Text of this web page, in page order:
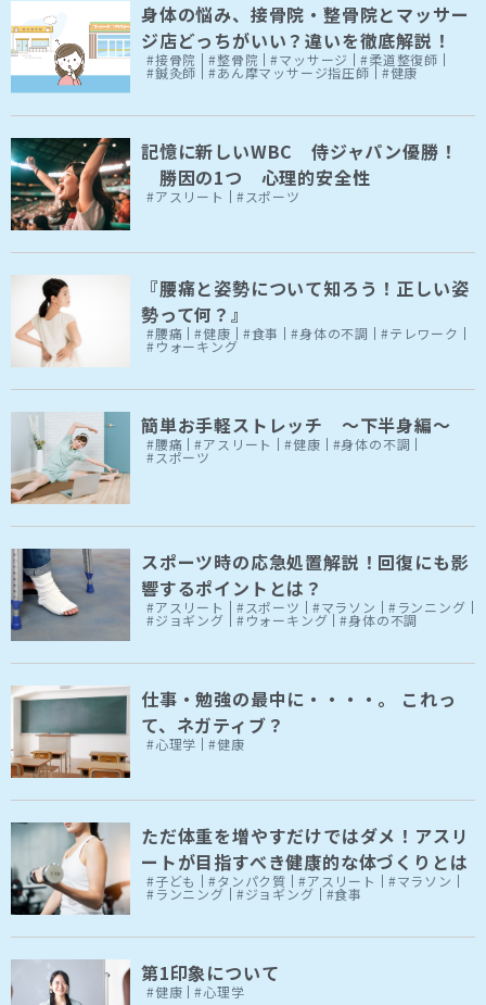
身体の悩み、接骨院・整骨院とマッサー
ジ店どっちがいい？違いを徹底解説！
#接骨院 #整骨院 #マッサージ #柔道整復師
#鍼灸師 #あん摩マッサージ指圧師 #健康
記憶に新しいWBC 侍ジャパン優勝！
勝因の1つ 心理的安全性
#アスリート #スポーツ
『腰痛と姿勢について知ろう！正しい姿
勢って何？』
#腰痛 #健康 #食事 #身体の不調 #テレワーク
#ウォーキング
簡単お手軽ストレッチ 〜下半身編〜
#腰痛 #アスリート #健康 #身体の不調
#スポーツ
スポーツ時の応急処置解説！回復にも影
響するポイントとは？
#アスリート #スポーツ #マラソン #ランニング
#ジョギング #ウォーキング #身体の不調
仕事・勉強の最中に・・・・。 これっ
て、ネガティブ？
#心理学 #健康
ただ体重を増やすだけではダメ！アスリ
ートが目指すべき健康的な体づくりとは
#子ども #タンパク質 #アスリート #マラソン
#ランニング #ジョギング #食事
第1印象について
#健康 #心理学